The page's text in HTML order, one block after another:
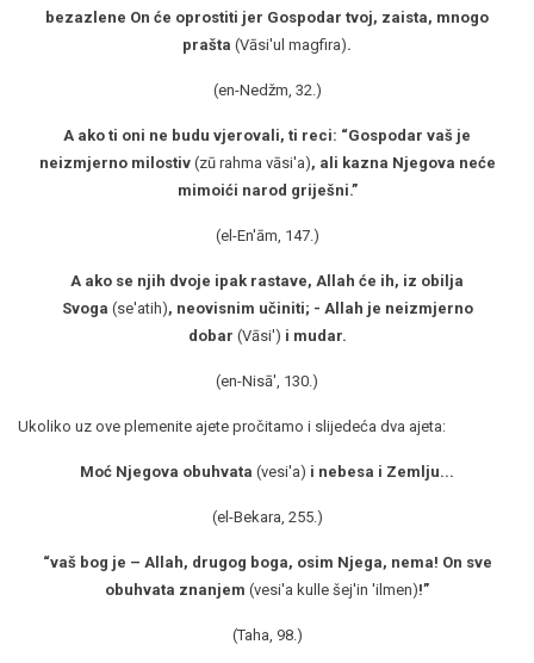
bezazlene On će oprostiti jer Gospodar tvoj, zaista, mnogo
prašta (Vāsi'ul magfira).
(en-Nedžm, 32.)
A ako ti oni ne budu vjerovali, ti reci: “Gospodar vaš je
neizmjerno milostiv (zū rahma vāsi'a), ali kazna Njegova neće
mimoići narod griješni.”
(el-En'ām, 147.)
A ako se njih dvoje ipak rastave, Allah će ih, iz obilja
Svoga (se'atih), neovisnim učiniti; - Allah je neizmjerno
dobar (Vāsi') i mudar.
(en-Nisā', 130.)
Ukoliko uz ove plemenite ajete pročitamo i slijedeća dva ajeta:
Moć Njegova obuhvata (vesi'a) i nebesa i Zemlju...
(el-Bekara, 255.)
“vaš bog je – Allah, drugog boga, osim Njega, nema! On sve
obuhvata znanjem (vesi'a kulle šej'in 'ilmen)!”
(Taha, 98.)